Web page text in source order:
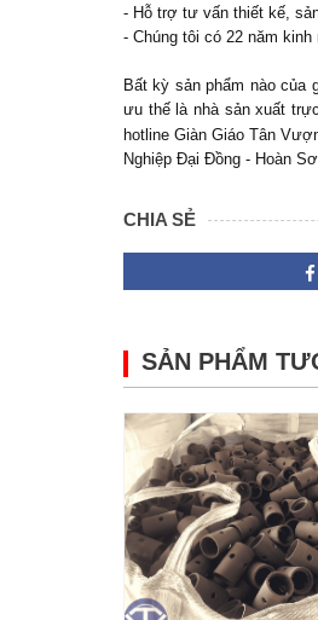
- Hỗ trợ tư vấn thiết kế,
- Chúng tôi có 22 năm
Bất kỳ sản phẩm nào của
ưu thế là nhà sản xuất
hotline Giàn Giáo Tân
Nghiệp Đại Đồng - Hoàn
CHIA SẺ
SẢN PHẨM